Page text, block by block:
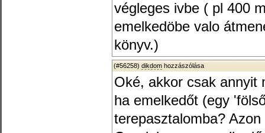
végleges ivbe ( pl 400
emelkedöbe valo
könyv.)
(#56258) dikdom hozzászólása
Oké, akkor csak annyit
ha emelkedőt (egy
terepasztalomba?